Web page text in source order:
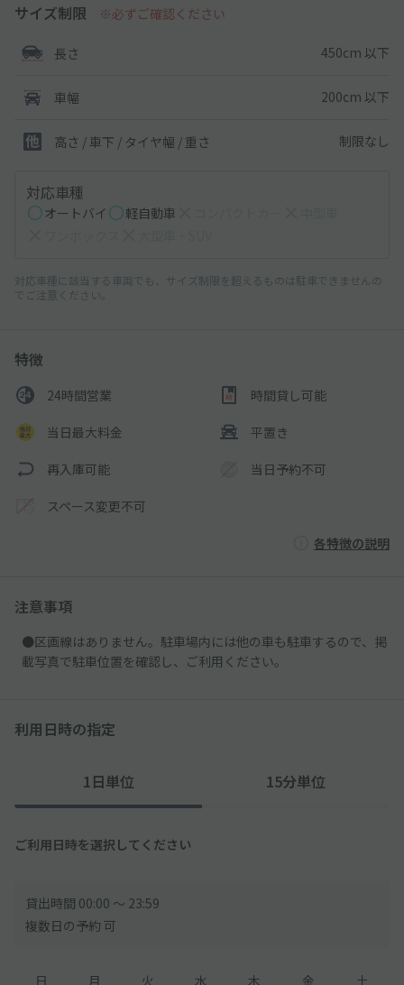
サイズ制限 ※必ずご確認ください
長さ 450cm 以下
車幅 200cm 以下
高さ / 車下 / タイヤ幅 / 重さ 制限なし
対応車種
オートバイ 軽自動車
対応車種に該当する車両でも、サイズ制限を超えるものは駐車できませんの
でご注意ください。
特徴
24時間営業 時間貸し可能
当日最大料金 平置き
再入庫可能 当日予約不可
スペース変更不可
各特徴の説明
注意事項
●区画線はありません。駐車場内には他の車も駐車するので、掲
載写真で駐車位置を確認し、ご利用ください。
利用日時の指定
1日単位 15分単位
ご利用日時を選択してください
貸出時間 00:00 〜 23:59
複数日の予約 可
日 月 火 水 木 金 土